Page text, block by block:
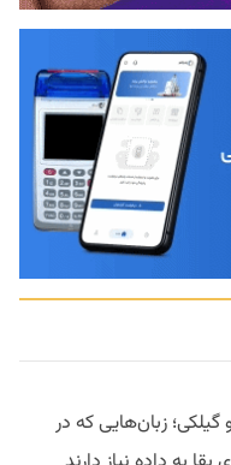
گیلکی؛ زبان‌هایی که در